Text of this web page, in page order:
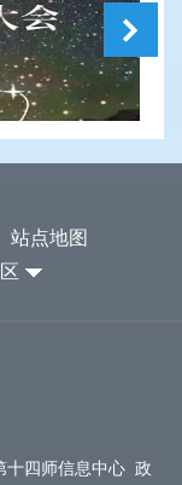
站点地图
十四师信息中心 政